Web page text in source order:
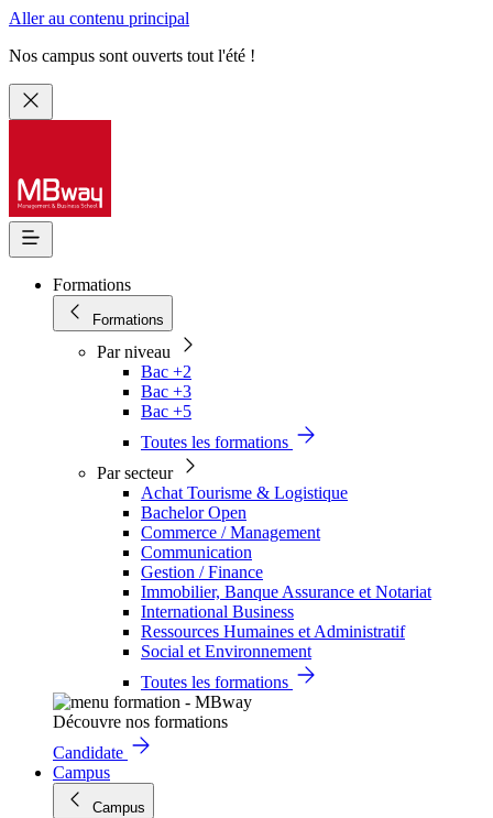
Aller au contenu principal
Nos campus sont ouverts tout l'été !
Formations
Formations
Par niveau
Bac +2
Bac +3
Bac +5
Toutes les formations
Par secteur
Achat Tourisme & Logistique
Bachelor Open
Commerce / Management
Communication
Gestion / Finance
Immobilier, Banque Assurance et Notariat
International Business
Ressources Humaines et Administratif
Social et Environnement
Toutes les formations
Découvre nos formations
Candidate
Campus
Campus